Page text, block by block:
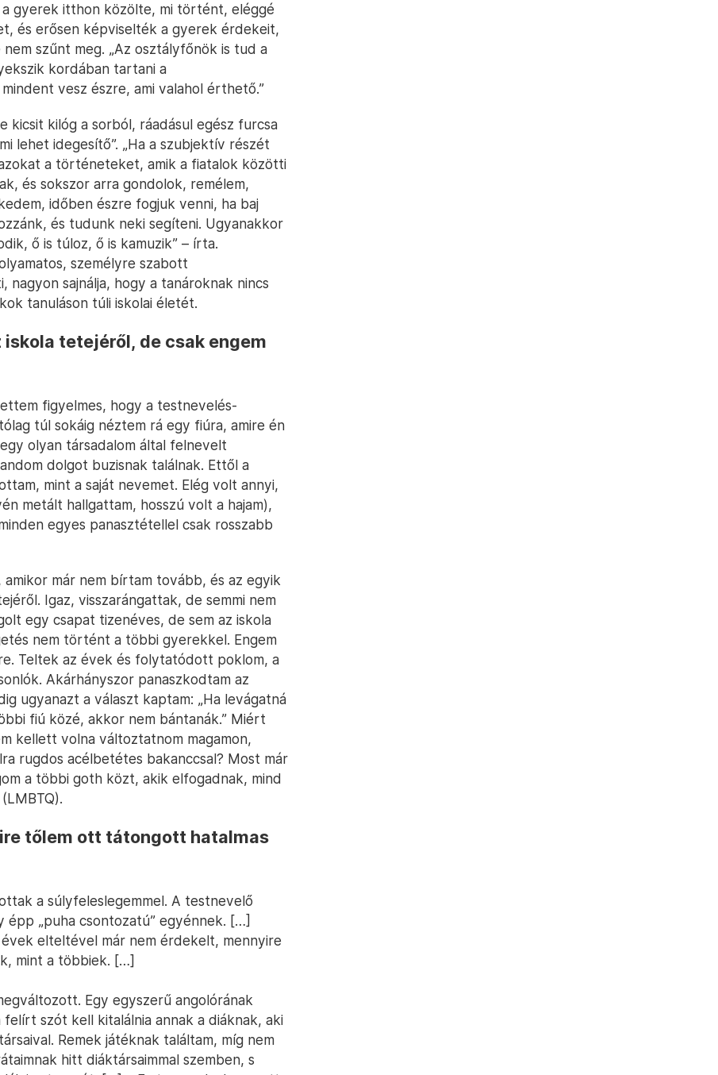
a gyerek itthon közölte, mi történt, eléggé
és erősen képviselték a gyerek érdekeit,
szűnt meg. „Az osztályfőnök is tud a
kordában tartani a
vesz észre, ami valahol érthető.”
kicsit kilóg a sorból, ráadásul egész furcsa
lehet idegesítő”. „Ha a szubjektív részét
a történeteket, amik a fiatalok közötti
és sokszor arra gondolok, remélem,
időben észre fogjuk venni, ha baj
és tudunk neki segíteni. Ugyanakkor
ő is túloz, ő is kamuzik” – írta.
személyre szabott
sajnálja, hogy a tanároknak nincs
tanuláson túli iskolai életét.
tetejéről, de csak engem
figyelmes, hogy a testnevelés-
túl sokáig néztem rá egy fiúra, amire én
olyan társadalom által felnevelt
dolgot buzisnak találnak. Ettől a
mint a saját nevemet. Elég volt annyi,
metált hallgattam, hosszú volt a hajam),
egyes panasztétellel csak rosszabb
már nem bírtam tovább, és az egyik
Igaz, visszarángattak, de semmi nem
egy csapat tizenéves, de sem az iskola
nem történt a többi gyerekkel. Engem
Teltek az évek és folytatódott poklom, a
Akárhányszor panaszkodtam az
ugyanazt a választ kaptam: „Ha levágatná
fiú közé, akkor nem bántanák.” Miért
kellett volna változtatnom magamon,
rugdos acélbetétes bakanccsal? Most már
a többi goth közt, akik elfogadnak, mind
tőlem ott tátongott hatalmas
a súlyfeleslegemmel. A testnevelő
épp „puha csontozatú” egyénnek. […]
elteltével már nem érdekelt, mennyire
mint a többiek. […]
Egy egyszerű angolórának
szót kell kitalálnia annak a diáknak, aki
Remek játéknak találtam, míg nem
hitt diáktársaimmal szemben, s